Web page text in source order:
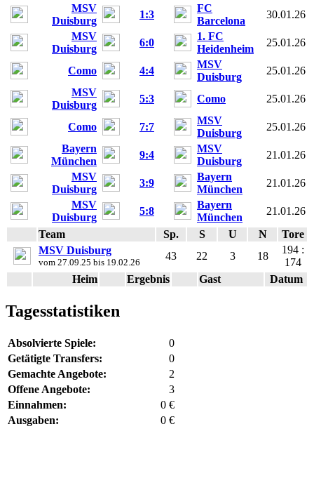
MSV
Duisburg
1:3
FC
Barcelona
30.01.26
MSV
Duisburg
6:0
1. FC
Heidenheim
25.01.26
Como 4:4
MSV
Duisburg
25.01.26
MSV
Duisburg
5:3 Como 25.01.26
Como 7:7
MSV
Duisburg
25.01.26
Bayern
München
9:4
MSV
Duisburg
21.01.26
MSV
Duisburg
3:9
Bayern
München
21.01.26
MSV
Duisburg
5:8
Bayern
München
21.01.26
Team
Sp. S U N
Tore
MSV Duisburg
vom 27.09.25 bis 19.02.26
43 22 3 18
194 :
174
Heim
Ergebnis Gast Datum
Tagesstatistiken
Absolvierte Spiele:
0
Getätigte Transfers:
0
Gemachte Angebote:
2
Offene Angebote:
3
Einnahmen:
0 €
Ausgaben:
0 €